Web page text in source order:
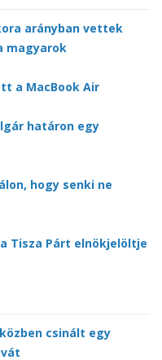
arányban vettek
magyarok
a MacBook Air
határon egy
hogy senki ne
Tisza Párt elnökjelöltje
csinált egy